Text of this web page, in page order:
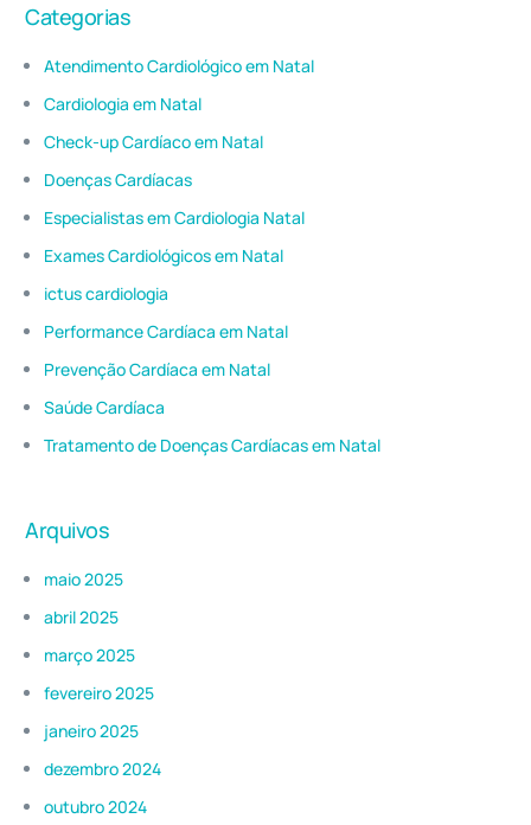
Categorias
Atendimento Cardiológico em Natal
Cardiologia em Natal
Check-up Cardíaco em Natal
Doenças Cardíacas
Especialistas em Cardiologia Natal
Exames Cardiológicos em Natal
ictus cardiologia
Performance Cardíaca em Natal
Prevenção Cardíaca em Natal
Saúde Cardíaca
Tratamento de Doenças Cardíacas em Natal
Arquivos
maio 2025
abril 2025
março 2025
fevereiro 2025
janeiro 2025
dezembro 2024
outubro 2024